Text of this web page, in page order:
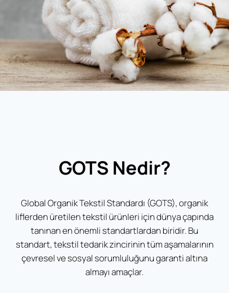
GOTS Nedir?
Global Organik Tekstil Standardı (GOTS), organik
liflerden üretilen tekstil ürünleri için dünya çapında
tanınan en önemli standartlardan biridir. Bu
standart, tekstil tedarik zincirinin tüm aşamalarının
çevresel ve sosyal sorumluluğunu garanti altına
almayı amaçlar.